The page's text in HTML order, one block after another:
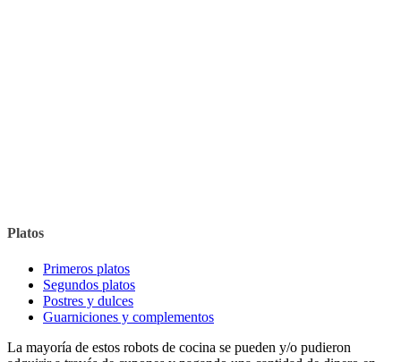
Platos
Primeros platos
Segundos platos
Postres y dulces
Guarniciones y complementos
La mayoría de estos robots de cocina se pueden y/o pudieron